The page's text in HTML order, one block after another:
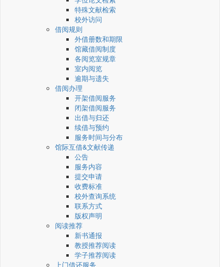
特殊文献检索
校外访问
借阅规则
外借册数和期限
馆藏借阅制度
各阅览室规章
室内阅览
逾期与遗失
借阅办理
开架借阅服务
闭架借阅服务
出借与归还
续借与预约
服务时间与分布
馆际互借&文献传递
公告
服务内容
提交申请
收费标准
校外查询系统
联系方式
版权声明
阅读推荐
新书通报
教授推荐阅读
学子推荐阅读
上门借还服务